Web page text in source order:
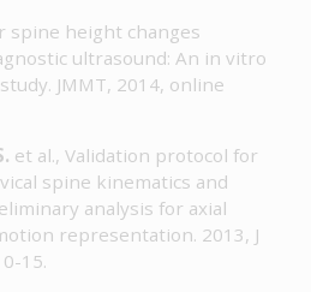
spine height changes
ultrasound: An in vitro
JMMT, 2014, online
et al., Validation protocol for
spine kinematics and
analysis for axial
representation. 2013, J
15.